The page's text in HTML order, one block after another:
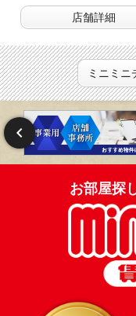
店舗詳細
ミニミニ
お部屋探